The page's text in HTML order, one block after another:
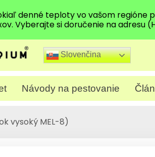
Slovenčina
Návody na pestovanie
vysoký MEL-8)
denné teploty vo vašom regióne
Vyberajte si doručenie na adresu